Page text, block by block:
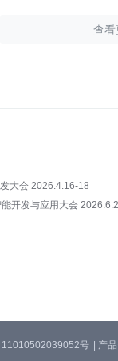
查看
大会 2026.4.16-18
开发与应用大会
11010502039052号 | 产